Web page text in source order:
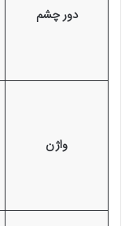
دور چشم
واژن